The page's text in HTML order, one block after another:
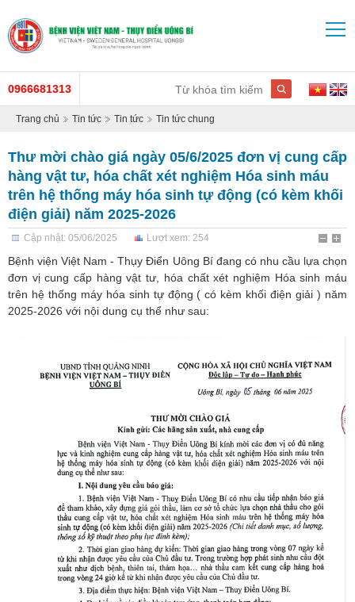
0966681313
Trang chủ Tin tức Tin tức Tin tức chung
Thư mời chào giá ngày 05/6/2025 đơn vị cung cấp
hàng vật tư, hóa chất xét nghiệm Hóa sinh máu
trên hệ thống máy hóa sinh tự động (có kèm khối
điện giải) năm 2025-2026
Cập nhật: 05/06/2025 Lượt xem: 254
Bệnh viện Việt Nam - Thụy Điển Uông Bí đang có nhu cầu lựa chọn
đơn vị cung cấp hàng vật tư, hóa chất xét nghiệm Hóa sinh máu
trên hệ thống máy hóa sinh tự động ( có kèm khối điện giải ) năm
2025-2026 với nội dung cụ thể như sau: